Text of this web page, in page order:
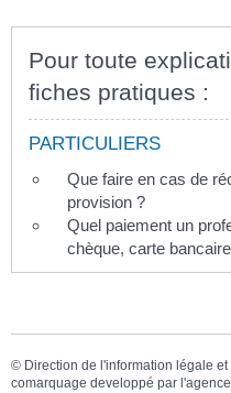
Pour toute
fiches pratiques :
PARTICULIERS
Que faire en cas de
provision ?
Quel paiement un
chèque, carte
© Direction de l'information légale
comarquage developpé par l'